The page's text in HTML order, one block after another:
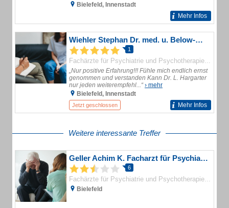
Bielefeld, Innenstadt
Mehr Infos
Wiehler Stephan Dr. med. u. Below-Wiehler Gudrun Dr. med. Ärzte für Neurologie und Psychiatrie
1
Fachärzte für Psychiatrie und Psychotherapie
„Nur positive Erfahrung!!! Fühle mich endlich ernst
genommen und verstanden Kann Dr. L. Hargarter
nur jeden weiterempfehl...“› mehr
Bielefeld, Innenstadt
Jetzt geschlossen Mehr Infos
Weitere interessante Treffer
Geller Achim K. Facharzt für Psychiatrie und Psychotherapie
6
Fachärzte für Psychiatrie und Psychotherapie
Bielefeld